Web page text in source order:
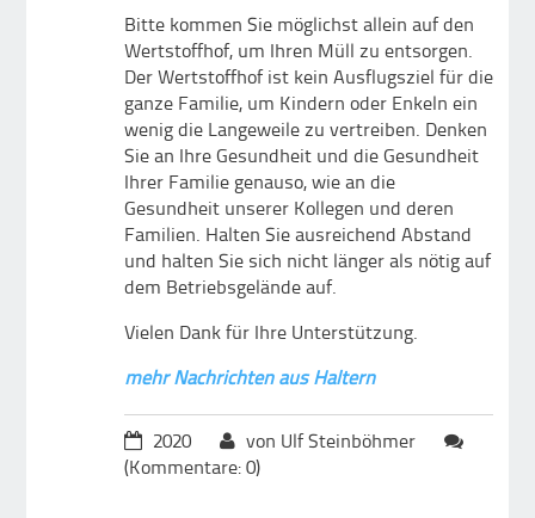
Bitte kommen Sie möglichst allein auf den
Wertstoffhof, um Ihren Müll zu entsorgen.
Der Wertstoffhof ist kein Ausflugsziel für die
ganze Familie, um Kindern oder Enkeln ein
wenig die Langeweile zu vertreiben. Denken
Sie an Ihre Gesundheit und die Gesundheit
Ihrer Familie genauso, wie an die
Gesundheit unserer Kollegen und deren
Familien. Halten Sie ausreichend Abstand
und halten Sie sich nicht länger als nötig auf
dem Betriebsgelände auf.
Vielen Dank für Ihre Unterstützung.
mehr Nachrichten aus Haltern
2020
von Ulf Steinböhmer
(Kommentare: 0)